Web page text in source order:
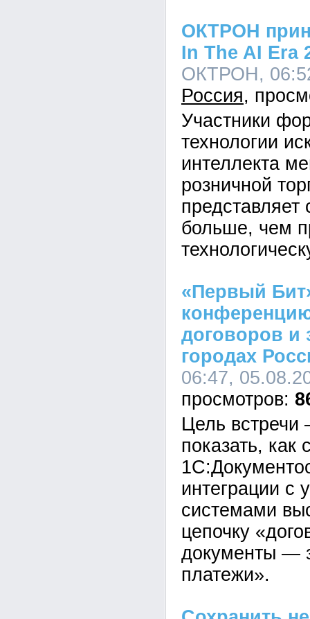
ОКТРОН
In The AI Era
ОКТРОН,
Россия
Участники
технологии
интеллекта
розничной
представляет
больше, чем
«Первый
договоров и
городах
06:47,
Цель встречи
показать,
интеграции с
системами
цепочку
документы —
платежи».